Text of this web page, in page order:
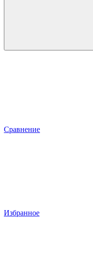
Сравнение
Избранное